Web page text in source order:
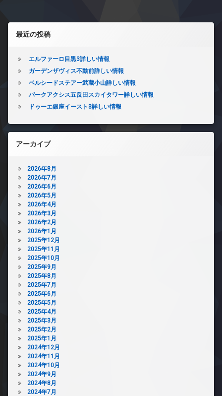
内
ゴ
き
場
防
メ
場
デ
ナ
イ
ク
き
場
ペ
宅
配
ボ
ッ
ク
ス
敷
地
内
ゴ
ミ
置
き
場
防
犯
カ
メ
ラ
無
エ
ー
タ
ー
ト
ロ
デ
ザ
イ
ナ
ー
ズ
分
譲
賃
貸
宅
配
ボ
ッ
ク
ス
敷
地
内
ゴ
ミ
置
き
場
左サイドバー
最近の投稿
エルファーロ目黒3詳しい情報
ガーデンザヴィス不動前詳しい情報
ベルシードステアー武蔵小山詳しい情報
パークアクシス五反田スカイタワー詳しい情報
ドゥーエ銀座イースト3詳しい情報
アーカイブ
2026年8月
2026年7月
2026年6月
2026年5月
2026年4月
2026年3月
2026年2月
2026年1月
2025年12月
2025年11月
2025年10月
2025年9月
2025年8月
2025年7月
2025年6月
2025年5月
2025年4月
2025年3月
2025年2月
2025年1月
2024年12月
2024年11月
2024年10月
2024年9月
2024年8月
2024年7月